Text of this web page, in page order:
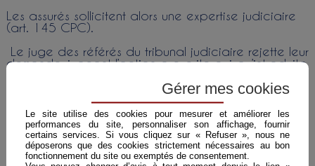
Les assurés sollicitent alors une expertise judiciaire
(art. 145 CPC).
Le juge des référés du tribunal judiciaire rejette leur
demande, jugeant l’action prescrite puisqu’introduite
NB : Le délais de prescription en matière de
sécheresse est passé à 5 ans depuis l’entrée en
vigueur de la du 28 décembre 2021 relative à
l'indemnisation des catastrophes naturelles
Gérer mes cookies
Le site utilise des cookies pour mesurer et améliorer les
performances du site, personnaliser son affichage, fournir
certains services. Si vous cliquez sur « Refuser », nous ne
déposerons que des cookies strictement nécessaires au bon
fonctionnement du site ou exemptés de consentement.